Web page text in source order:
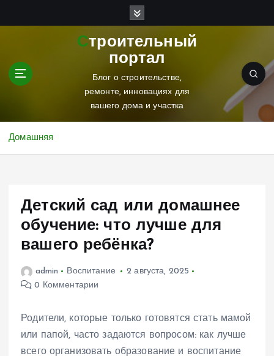
Строительный
портал
Блог о строительстве,
ремонте, инновациях для
вашего дома и участка
Домашняя
Детский сад или домашнее
обучение: что лучше для
вашего ребёнка?
admin Воспитание
2 августа, 2025
0 Комментарии
Родители, которые только готовятся стать мамой
или папой, часто задаются вопросом: как лучше
всего организовать образование и воспитание